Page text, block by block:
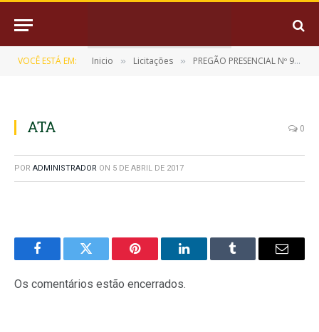
VOCÊ ESTÁ EM: Inicio » Licitações » PREGÃO PRESENCIAL Nº 9/2017-006
ATA 0
POR ADMINISTRADOR ON 5 DE ABRIL DE 2017
FacebookTwitter Pinterest LinkedInTumblr
E-
Os comentários estão encerrados.